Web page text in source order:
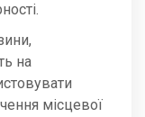
на
місцевої